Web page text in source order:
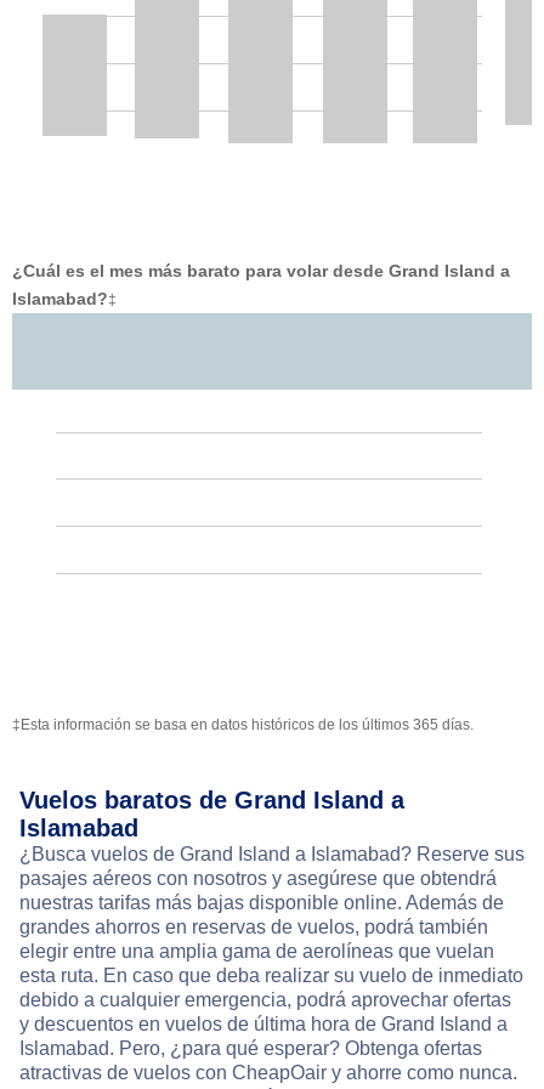
¿Cuál es el mes más barato para volar desde Grand Island a
Islamabad?‡
‡Esta información se basa en datos históricos de los últimos 365 días.
Vuelos baratos de Grand Island a
Islamabad
¿Busca vuelos de Grand Island a Islamabad? Reserve sus
pasajes aéreos con nosotros y asegúrese que obtendrá
nuestras tarifas más bajas disponible online. Además de
grandes ahorros en reservas de vuelos, podrá también
elegir entre una amplia gama de aerolíneas que vuelan
esta ruta. En caso que deba realizar su vuelo de inmediato
debido a cualquier emergencia, podrá aprovechar ofertas
y descuentos en vuelos de última hora de Grand Island a
Islamabad. Pero, ¿para qué esperar? Obtenga ofertas
atractivas de vuelos con CheapOair y ahorre como nunca.